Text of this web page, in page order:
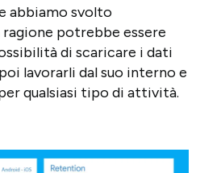
abbiamo svolto
potrebbe essere
di scaricare i dati
lavorarli dal suo interno e
qualsiasi tipo di attività.